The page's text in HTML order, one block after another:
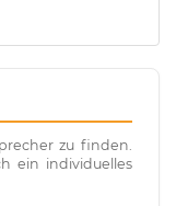
zu finden.
ein individuelles